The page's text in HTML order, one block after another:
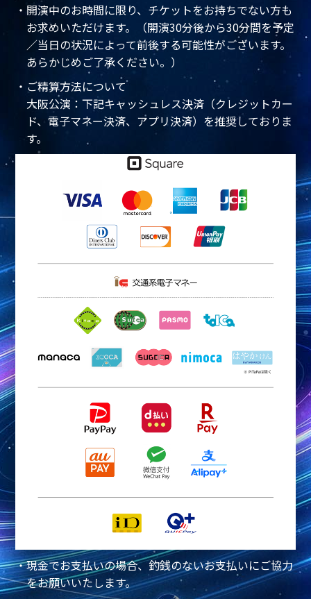
・開演中のお時間に限り、チケットをお持ちでない方も
お求めいただけます。（開演30分後から30分間を予定
／当日の状況によって前後する可能性がございます。
あらかじめご了承ください。）
・ご精算方法について
大阪公演：下記キャッシュレス決済（クレジットカー
ド、電子マネー決済、アプリ決済）を推奨しておりま
す。
・現金でお支払いの場合、釣銭のないお支払いにご協力
をお願いいたします。